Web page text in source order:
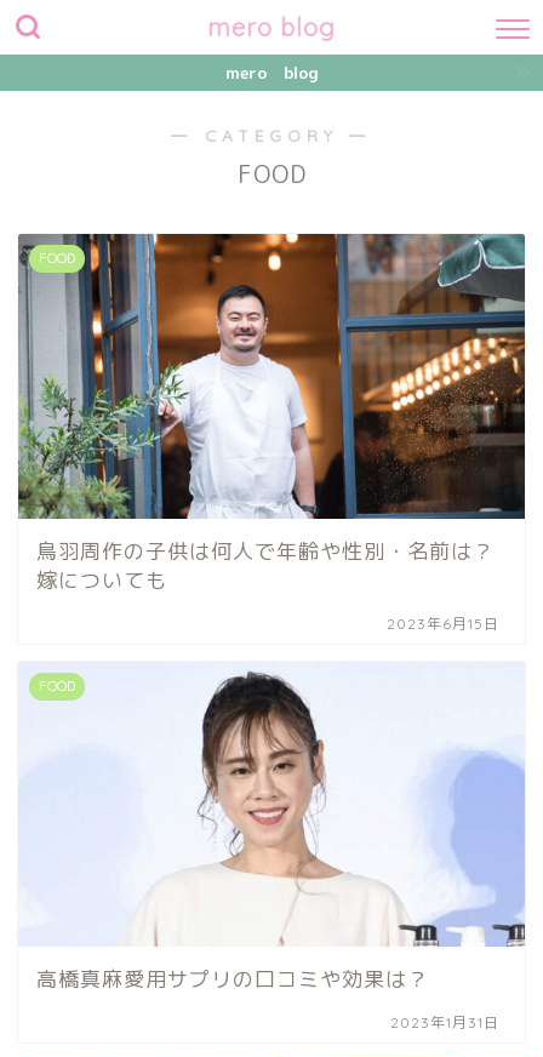
mero blog
mero blog
― CATEGORY ―
FOOD
FOOD
鳥羽周作の子供は何人で年齢や性別・名前は？
嫁についても
2023年6月15日
FOOD
高橋真麻愛用サプリの口コミや効果は？
2023年1月31日